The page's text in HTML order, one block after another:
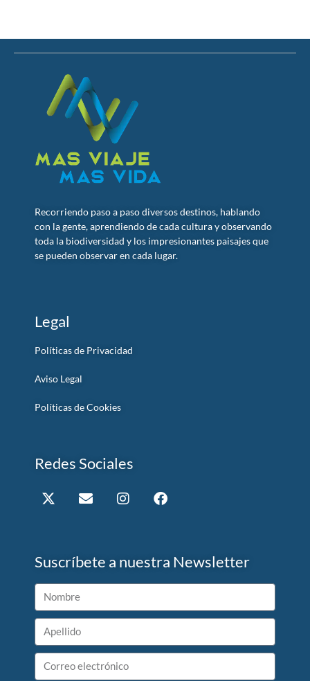
Recorriendo paso a paso diversos destinos, hablando
con la gente, aprendiendo de cada cultura y observando
toda la biodiversidad y los impresionantes paisajes que
se pueden observar en cada lugar.
Legal
Políticas de Privacidad
Aviso Legal
Políticas de Cookies
Redes Sociales
Suscríbete a nuestra Newsletter